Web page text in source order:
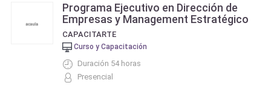
Programa Ejecutivo en Dirección de
Empresas y Management Estratégico
CAPACITARTE
Curso y Capacitación
Duración 54 horas
Presencial